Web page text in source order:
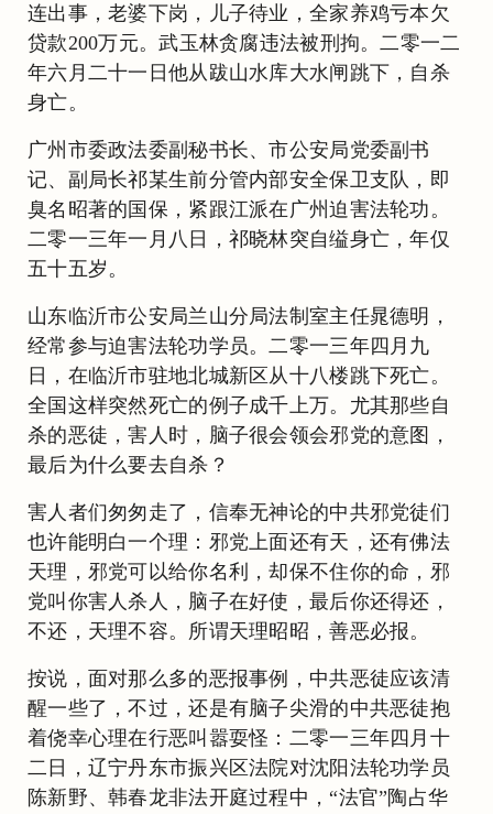
连出事，老婆下岗，儿子待业，全家养鸡亏本欠
贷款200万元。武玉林贪腐违法被刑拘。二零一二
年六月二十一日他从跋山水库大水闸跳下，自杀
身亡。
广州市委政法委副秘书长、市公安局党委副书
记、副局长祁某生前分管内部安全保卫支队，即
臭名昭著的国保，紧跟江派在广州迫害法轮功。
二零一三年一月八日，祁晓林突自缢身亡，年仅
五十五岁。
山东临沂市公安局兰山分局法制室主任晁德明，
经常参与迫害法轮功学员。二零一三年四月九
日，在临沂市驻地北城新区从十八楼跳下死亡。
全国这样突然死亡的例子成千上万。尤其那些自
杀的恶徒，害人时，脑子很会领会邪党的意图，
最后为什么要去自杀？
害人者们匆匆走了，信奉无神论的中共邪党徒们
也许能明白一个理：邪党上面还有天，还有佛法
天理，邪党可以给你名利，却保不住你的命，邪
党叫你害人杀人，脑子在好使，最后你还得还，
不还，天理不容。所谓天理昭昭，善恶必报。
按说，面对那么多的恶报事例，中共恶徒应该清
醒一些了，不过，还是有脑子尖滑的中共恶徒抱
着侥幸心理在行恶叫嚣耍怪：二零一三年四月十
二日，辽宁丹东市振兴区法院对沈阳法轮功学员
陈新野、韩春龙非法开庭过程中，“法官”陶占华